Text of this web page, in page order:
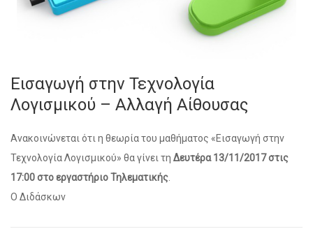
Εισαγωγή στην Τεχνολογία
Λογισμικού – Αλλαγή Αίθουσας
Ανακοινώνεται ότι η θεωρία του μαθήματος «Εισαγωγή στην
Τεχνολογία Λογισμικού» θα γίνει τη Δευτέρα 13/11/2017 στις
17:00 στο εργαστήριο Τηλεματικής
Ο Διδάσκων